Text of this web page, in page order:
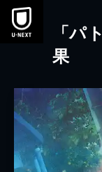
本文へスキップ
「パ
果